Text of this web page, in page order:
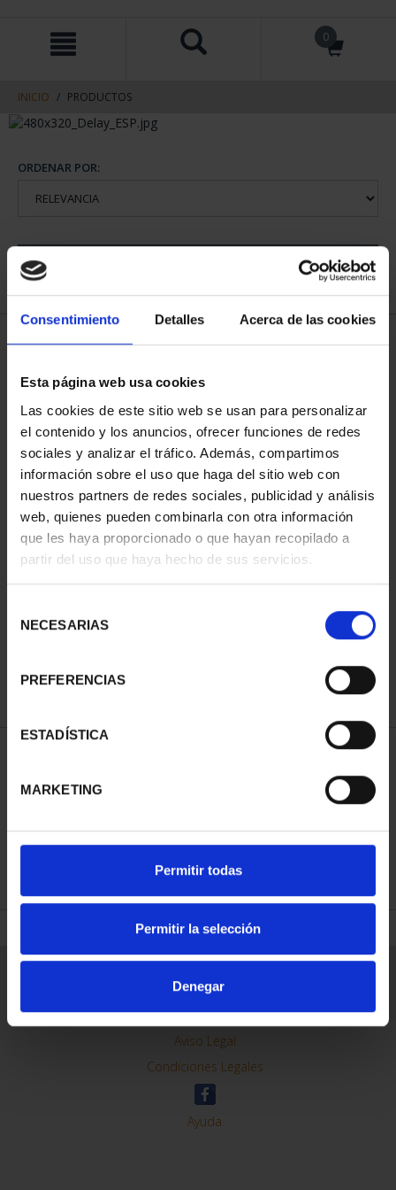
Consentimiento Detalles Acerca de las cookies
Esta página web usa cookies
Las cookies de este sitio web se usan para personalizar
el contenido y los anuncios, ofrecer funciones de redes
sociales y analizar el tráfico. Además, compartimos
información sobre el uso que haga del sitio web con
nuestros partners de redes sociales, publicidad y análisis
web, quienes pueden combinarla con otra información
que les haya proporcionado o que hayan recopilado a
partir del uso que haya hecho de sus servicios.
NECESARIAS
PREFERENCIAS
ESTADÍSTICA
MARKETING
Permitir todas
Permitir la selección
Denegar
contenido
navegacin
0
INICIO PRODUCTOS
ORDENAR POR:
1 Productos encontrados
610,00 €
REFINAR
Contacto
Preguntas Frequentes (FAQs)
Aviso Legal
Condiciones Legales
Ayuda